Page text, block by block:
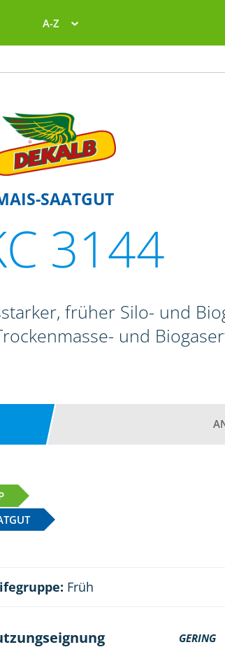
A-Z
SAATGUT
3144
früher Silo- und
und
Früh
GERING